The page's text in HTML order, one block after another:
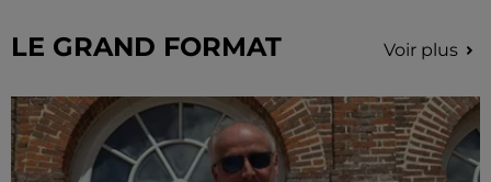
LE GRAND FORMAT Voir plus